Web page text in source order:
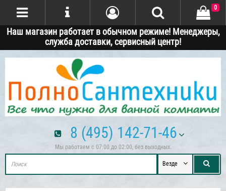
Наш магазин работает в обычном режиме! Менеджеры,
служба доставки, сервисный центр!
8 (495) 142-71-46
Мы работаем с 07:00 до 02:00, без выходных.
Везде
0